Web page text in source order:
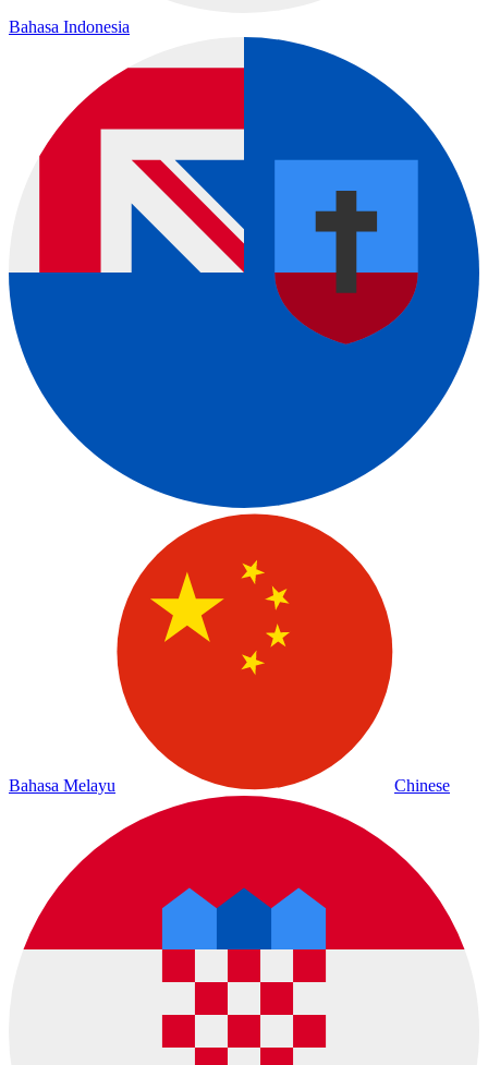
Bahasa Indonesia
Bahasa Melayu Chinese